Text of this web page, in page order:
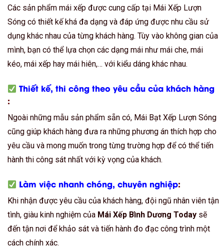
Các sản phẩm mái xếp được cung cấp tại Mái Xếp Lượn
Sóng có thiết kế khá đa dạng và đáp ứng được nhu cầu sử
dụng khác nhau của từng khách hàng. Tùy vào không gian của
mình, bạn có thể lựa chọn các dạng mái như mái che, mái
kéo, mái xếp hay mái hiên,… với kiểu dáng khác nhau.
Thiết kế, thi công theo yêu cầu của khách hàng
:
Ngoài những mẫu sản phẩm sẵn có, Mái Bạt Xếp Lượn Sóng
cũng giúp khách hàng đưa ra những phương án thích hợp cho
yêu cầu và mong muốn trong từng trường hợp để có thể tiến
hành thi công sát nhất với kỳ vọng của khách.
Làm việc nhanh chóng, chuyên nghiệp:
Khi nhận được yêu cầu của khách hàng, đội ngũ nhân viên tận
tình, giàu kinh nghiệm của Mái Xếp Bình Dương Today sẽ
đến tận nơi để khảo sát và tiến hành đo đạc công trình một
cách chính xác.